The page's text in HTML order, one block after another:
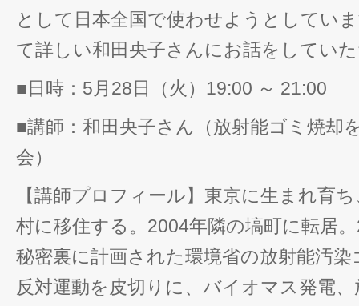
として日本全国で使わせようとしてい
て詳しい和田央子さんにお話をしてい
■日時：5月28日（火）19:00 ～ 21:00
■講師：和田央子さん（放射能ゴミ焼却
会）
【講師プロフィール】東京に生まれ育
村に移住する。2004年隣の塙町に転居
秘密裏に計画された環境省の放射能汚
反対運動を皮切りに、バイオマス発電